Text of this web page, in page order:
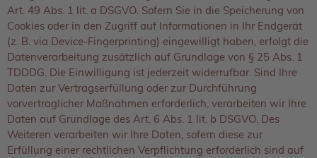
Art. 49 Abs. 1 lit. a DSGVO. Sofern Sie in die Speicherung von
Cookies oder in den Zugriff auf Informationen in Ihr Endgerät
(z. B. via Device-Fingerprinting) eingewilligt haben, erfolgt die
Datenverarbeitung zusätzlich auf Grundlage von § 25 Abs. 1
TDDDG. Die Einwilligung ist jederzeit widerrufbar. Sind Ihre
Daten zur Vertragserfüllung oder zur Durchführung
vorvertraglicher Maßnahmen erforderlich, verarbeiten wir Ihre
Daten auf Grundlage des Art. 6 Abs. 1 lit. b DSGVO. Des
Weiteren verarbeiten wir Ihre Daten, sofern diese zur
Erfüllung einer rechtlichen Verpflichtung erforderlich sind auf